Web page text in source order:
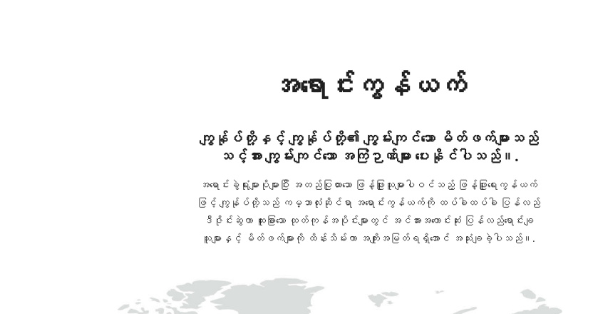
အရောင်းကွန်ယက်
ကျွန်ုပ်တို့နှင့် ကျွန်ုပ်တို့၏ ကျွမ်းကျင်သော မိတ်ဖက်များသည်
သင့်အား ကျွမ်းကျင်သော အကြံဉာဏ်များ ပေးနိုင်ပါသည်။.
အရောင်းခွဲရုံးများပိုများပြီး အတည်ပြုထားသော ဖြန့်ဖြူးသူများပါဝင်သည့် ဖြန့်ဖြူးရေးကွန်ယက်
ဖြင့် ကျွန်ုပ်တို့သည် ကမ္ဘာလုံးဆိုင်ရာ အရောင်းကွန်ယက်ကို ထပ်ခါထပ်ခါ ပြန်လည်
ဒီဇိုင်းဆွဲကာ ထူးခြားသော ထုတ်ကုန်အပိုင်းများတွင် အင်အားအကောင်းဆုံး ပြန်လည်ရောင်းချ
သူများနှင့် မိတ်ဖက်များကို ထိန်းသိမ်းကာ အကျိုးအမြတ်ရရှိအောင် အသုံးချခဲ့ပါသည်။.